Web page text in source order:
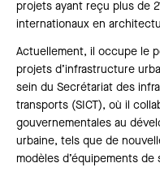
projets ayant reçu plus de
internationaux en
Actuellement, il occupe le
projets d’infrastructure
sein du Secrétariat des
transports (SICT), où il
gouvernementales au
urbaine, tels que de
modèles d’équipements de